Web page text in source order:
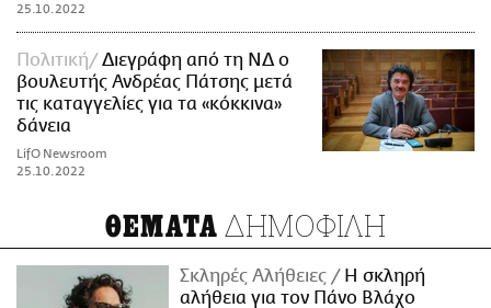
25.10.2022
Πολιτική
Διεγράφη από τη ΝΔ ο
βουλευτής Ανδρέας Πάτσης μετά
τις καταγγελίες για τα «κόκκινα»
δάνεια
LifO Newsroom
25.10.2022
ΘΕΜΑΤΑ ΔΗΜΟΦΙΛΗ
Σκληρές Αλήθειες
H σκληρή
αλήθεια για τον Πάνο Βλάχο